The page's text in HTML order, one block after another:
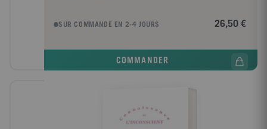
SUR COMMANDE EN 2-4 JOURS 26,50 €
COMMANDER